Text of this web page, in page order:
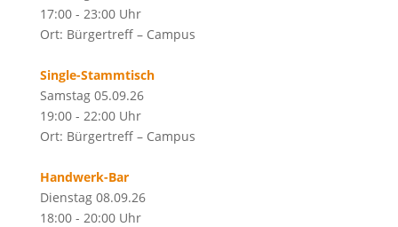
17:00 - 23:00 Uhr
Ort: Bürgertreff – Campus
Single-Stammtisch
Samstag 05.09.26
19:00 - 22:00 Uhr
Ort: Bürgertreff – Campus
Handwerk-Bar
Dienstag 08.09.26
18:00 - 20:00 Uhr